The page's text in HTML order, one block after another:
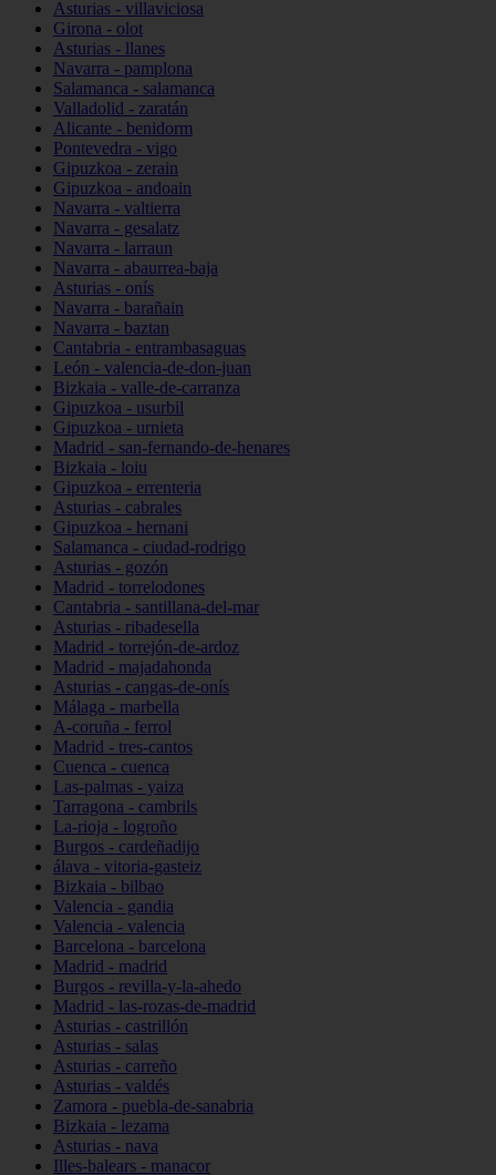
Asturias - villaviciosa
Girona - olot
Asturias - llanes
Navarra - pamplona
Salamanca - salamanca
Valladolid - zaratán
Alicante - benidorm
Pontevedra - vigo
Gipuzkoa - zerain
Gipuzkoa - andoain
Navarra - valtierra
Navarra - gesalatz
Navarra - larraun
Navarra - abaurrea-baja
Asturias - onís
Navarra - barañain
Navarra - baztan
Cantabria - entrambasaguas
León - valencia-de-don-juan
Bizkaia - valle-de-carranza
Gipuzkoa - usurbil
Gipuzkoa - urnieta
Madrid - san-fernando-de-henares
Bizkaia - loiu
Gipuzkoa - errenteria
Asturias - cabrales
Gipuzkoa - hernani
Salamanca - ciudad-rodrigo
Asturias - gozón
Madrid - torrelodones
Cantabria - santillana-del-mar
Asturias - ribadesella
Madrid - torrejón-de-ardoz
Madrid - majadahonda
Asturias - cangas-de-onís
Málaga - marbella
A-coruña - ferrol
Madrid - tres-cantos
Cuenca - cuenca
Las-palmas - yaiza
Tarragona - cambrils
La-rioja - logroño
Burgos - cardeñadijo
álava - vitoria-gasteiz
Bizkaia - bilbao
Valencia - gandia
Valencia - valencia
Barcelona - barcelona
Madrid - madrid
Burgos - revilla-y-la-ahedo
Madrid - las-rozas-de-madrid
Asturias - castrillón
Asturias - salas
Asturias - carreño
Asturias - valdés
Zamora - puebla-de-sanabria
Bizkaia - lezama
Asturias - nava
Illes-balears - manacor